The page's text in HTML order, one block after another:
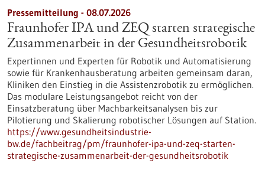
Pressemitteilung - 08.07.2026
Fraunhofer IPA und ZEQ starten strategische
Zusammenarbeit in der Gesundheitsrobotik
Expertinnen und Experten für Robotik und Automatisierung
sowie für Krankenhausberatung arbeiten gemeinsam daran,
Kliniken den Einstieg in die Assistenzrobotik zu ermöglichen.
Das modulare Leistungsangebot reicht von der
Einsatzberatung über Machbarkeitsanalysen bis zur
Pilotierung und Skalierung robotischer Lösungen auf Station.
https://www.gesundheitsindustrie-
bw.de/fachbeitrag/pm/fraunhofer-ipa-und-zeq-starten-
strategische-zusammenarbeit-der-gesundheitsrobotik